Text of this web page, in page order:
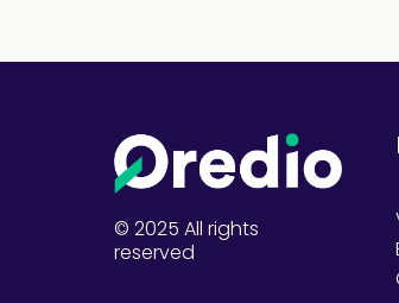
© 2025 All rights
reserved